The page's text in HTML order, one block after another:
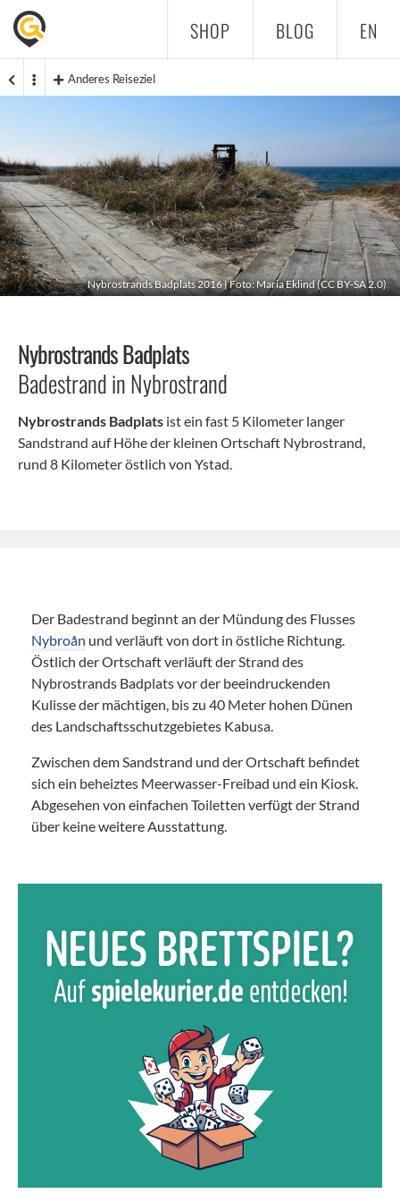
SHOP BLOG EN
Anderes Reiseziel
Nybrostrands Badplats 2016 | Foto:Maria Eklind(CC BY-SA 2.0)
Nybrostrands Badplats
Badestrand in Nybrostrand
Nybrostrands Badplats ist ein fast 5 Kilometer langer
Sandstrand auf Höhe der kleinen Ortschaft Nybrostrand,
rund 8 Kilometer östlich von Ystad.
Der Badestrand beginnt an der Mündung des Flusses
Nybroån und verläuft von dort in östliche Richtung.
Östlich der Ortschaft verläuft der Strand des
Nybrostrands Badplats vor der beeindruckenden
Kulisse der mächtigen, bis zu 40 Meter hohen Dünen
des Landschaftsschutzgebietes Kabusa.
Zwischen dem Sandstrand und der Ortschaft befindet
sich ein beheiztes Meerwasser-Freibad und ein Kiosk.
Abgesehen von einfachen Toiletten verfügt der Strand
über keine weitere Ausstattung.